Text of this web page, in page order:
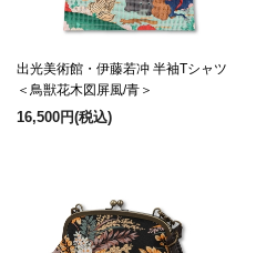
出光美術館・伊藤若冲 半袖Tシャツ
＜鳥獣花木図屏風/青＞
16,500円(税込)